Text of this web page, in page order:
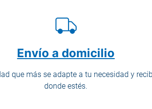
Envío a domicilio
que más se adapte a tu necesidad y
donde estés.